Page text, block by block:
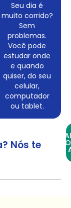
Seu dia é
muito corrido?
Sem
problemas.
Você pode
estudar onde
e quando
quiser, do seu
celular,
computador
ou tablet.
Nós te